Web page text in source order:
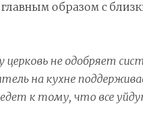
образом с
не одобряет
на кухне
к тому, что все